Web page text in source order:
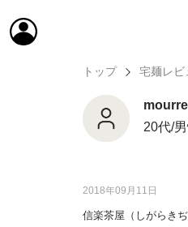
トップ 宅麺レビ
mourre
20代/
2018年09月11日
信楽茶屋（しがらき